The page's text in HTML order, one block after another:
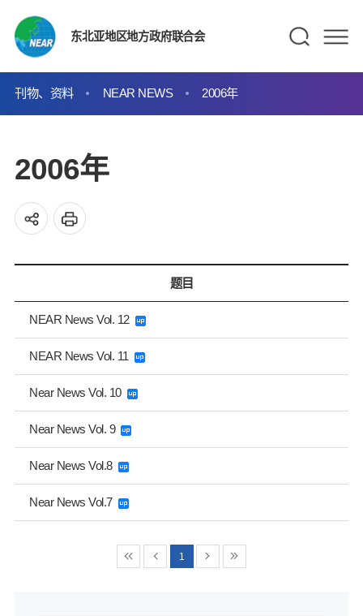
东北亚地区地方政府联合会
刊物、资料 NEAR NEWS 2006年
2006年
题目
NEAR News Vol. 12
NEAR News Vol. 11
Near News Vol. 10
Near News Vol. 9
Near News Vol.8
Near News Vol.7
1